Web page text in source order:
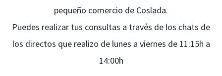
pequeño comercio de Coslada.
Puedes realizar tus consultas a través de los chats de
los directos que realizo de lunes a viernes de 11:15h a
14:00h